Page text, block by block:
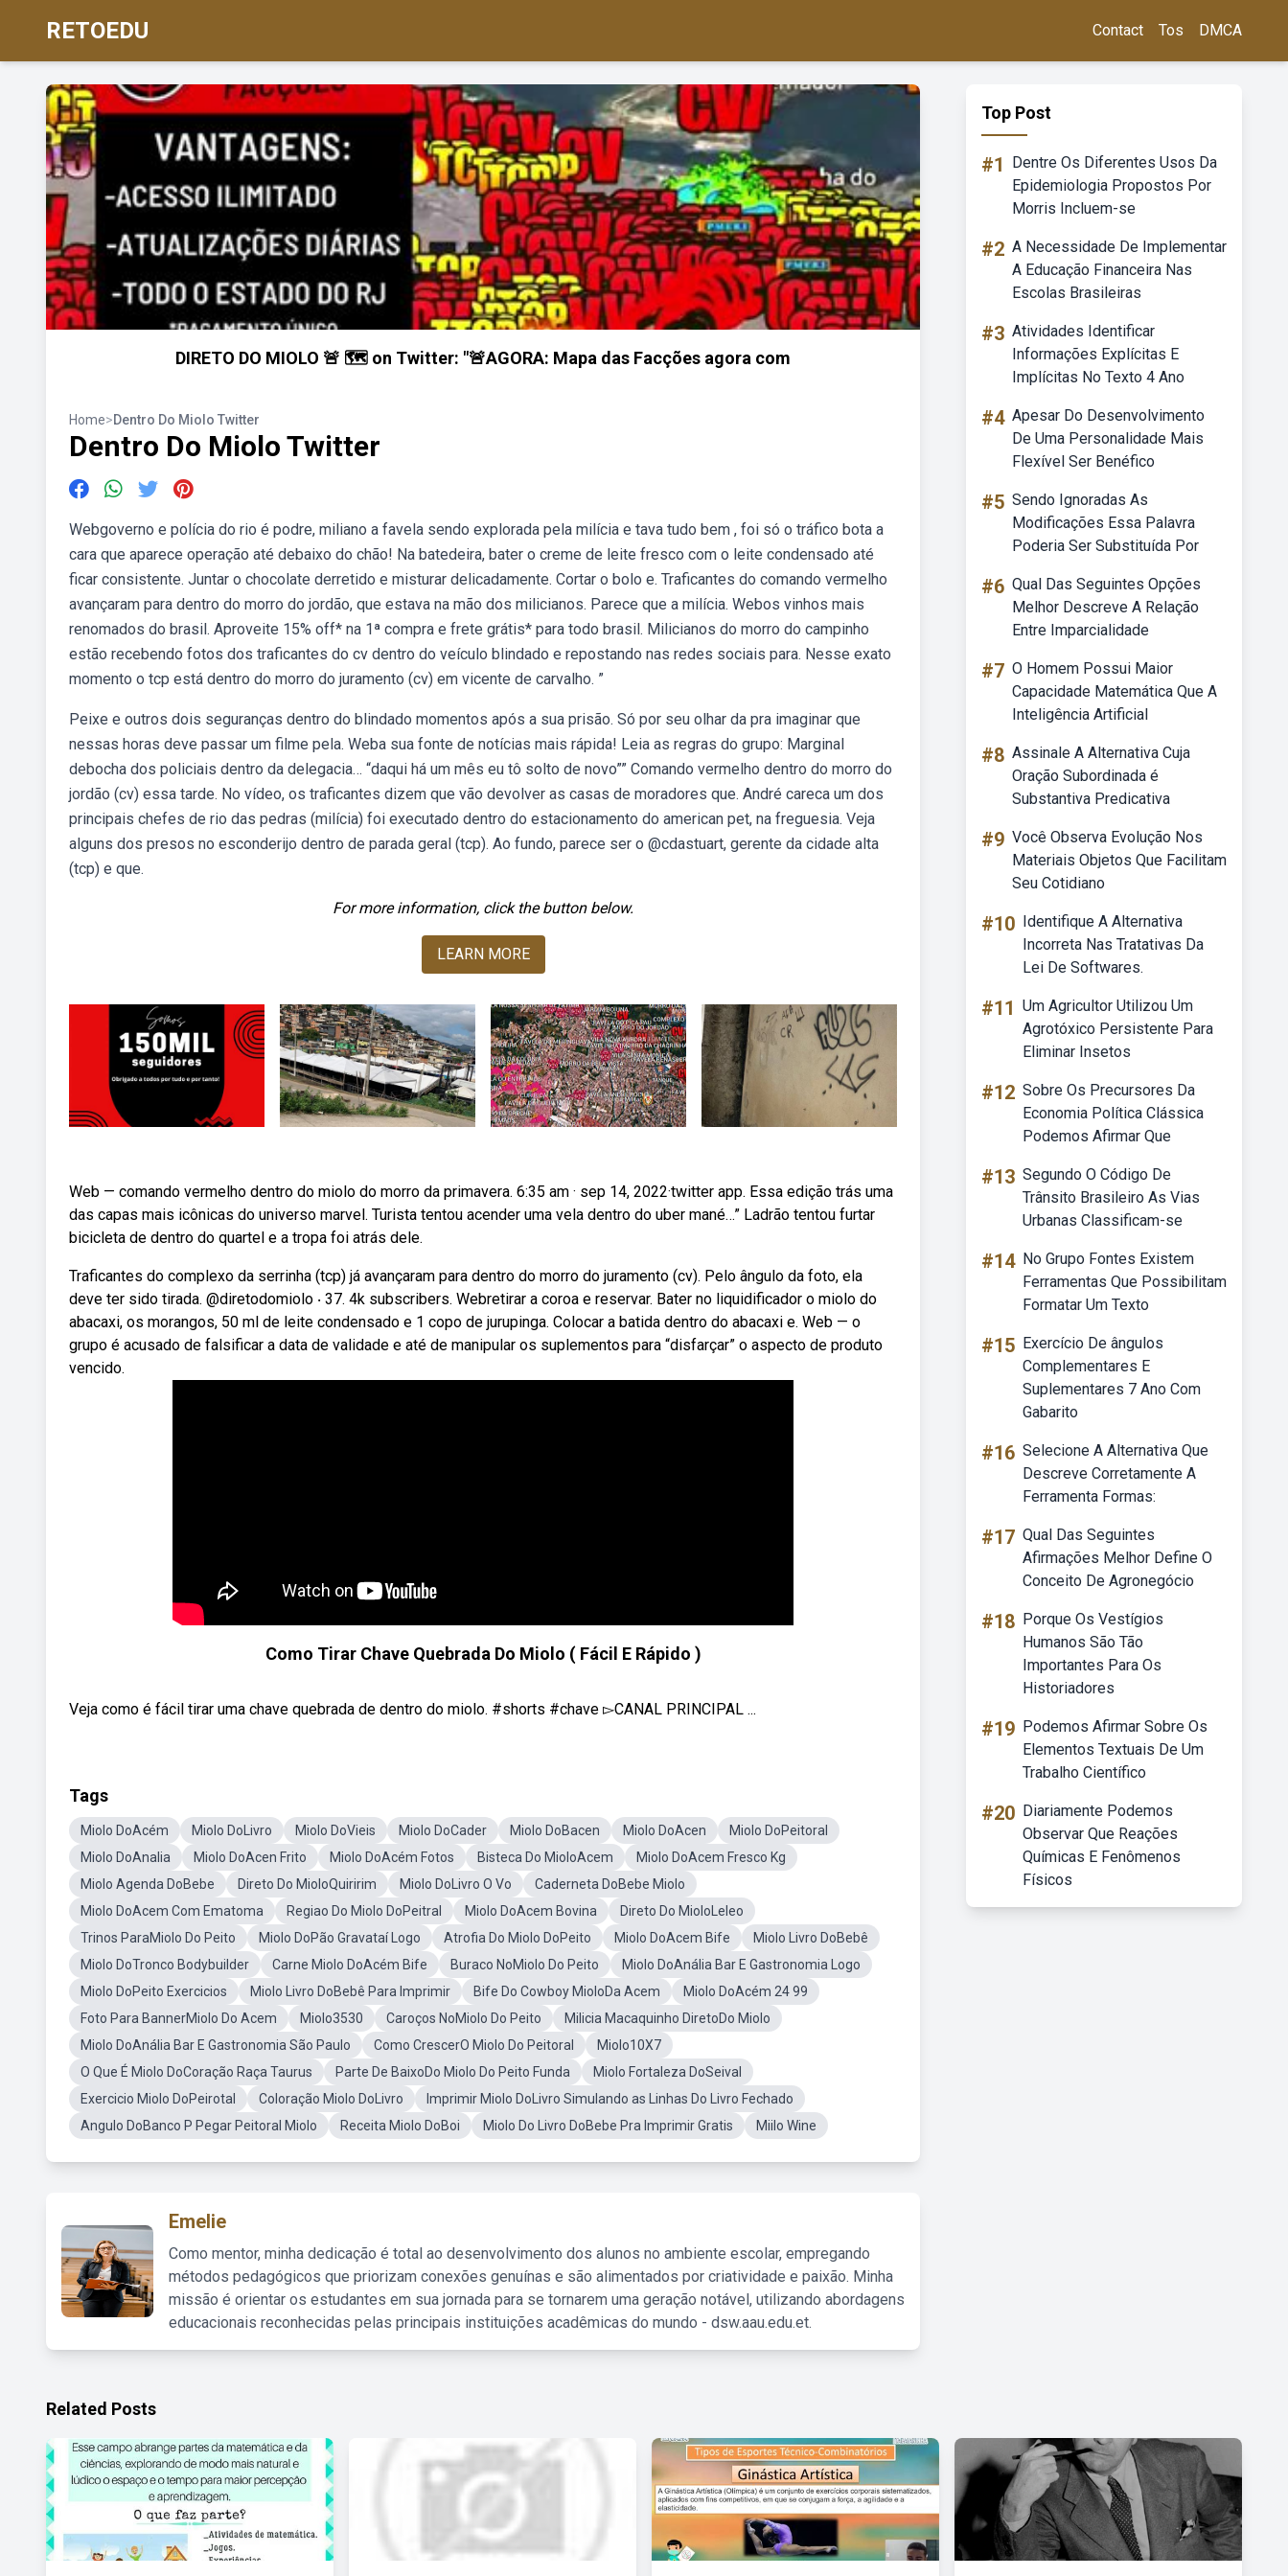
RETOEDU Contact Tos DMCA
DIRETO DO MIOLO 🚨 🗺️ on Twitter: "🚨AGORA: Mapa das Facções agora com
Home>Dentro Do Miolo Twitter
Dentro Do Miolo Twitter
Webgoverno e polícia do rio é podre, miliano a favela sendo explorada pela milícia e tava tudo bem , foi só o tráfico bota a
cara que aparece operação até debaixo do chão! Na batedeira, bater o creme de leite fresco com o leite condensado até
ficar consistente. Juntar o chocolate derretido e misturar delicadamente. Cortar o bolo e. Traficantes do comando vermelho
avançaram para dentro do morro do jordão, que estava na mão dos milicianos. Parece que a milícia. Webos vinhos mais
renomados do brasil. Aproveite 15% off* na 1ª compra e frete grátis* para todo brasil. Milicianos do morro do campinho
estão recebendo fotos dos traficantes do cv dentro do veículo blindado e repostando nas redes sociais para. Nesse exato
momento o tcp está dentro do morro do juramento (cv) em vicente de carvalho. ”
Peixe e outros dois seguranças dentro do blindado momentos após a sua prisão. Só por seu olhar da pra imaginar que
nessas horas deve passar um filme pela. Weba sua fonte de notícias mais rápida! Leia as regras do grupo: Marginal
debocha dos policiais dentro da delegacia… “daqui há um mês eu tô solto de novo”” Comando vermelho dentro do morro do
jordão (cv) essa tarde. No vídeo, os traficantes dizem que vão devolver as casas de moradores que. André careca um dos
principais chefes de rio das pedras (milícia) foi executado dentro do estacionamento do american pet, na freguesia. Veja
alguns dos presos no esconderijo dentro de parada geral (tcp). Ao fundo, parece ser o @cdastuart, gerente da cidade alta
(tcp) e que.
For more information, click the button below.
LEARN MORE
Web — comando vermelho dentro do miolo do morro da primavera. 6:35 am · sep 14, 2022·twitter app. Essa edição trás uma
das capas mais icônicas do universo marvel. Turista tentou acender uma vela dentro do uber mané…” Ladrão tentou furtar
bicicleta de dentro do quartel e a tropa foi atrás dele.
Traficantes do complexo da serrinha (tcp) já avançaram para dentro do morro do juramento (cv). Pelo ângulo da foto, ela
deve ter sido tirada. @diretodomiolo ‧ 37. 4k subscribers. Webretirar a coroa e reservar. Bater no liquidificador o miolo do
abacaxi, os morangos, 50 ml de leite condensado e 1 copo de jurupinga. Colocar a batida dentro do abacaxi e. Web — o
grupo é acusado de falsificar a data de validade e até de manipular os suplementos para “disfarçar” o aspecto de produto
vencido.
Como Tirar Chave Quebrada Do Miolo ( Fácil E Rápido )
Veja como é fácil tirar uma chave quebrada de dentro do miolo. #shorts #chave ▻CANAL PRINCIPAL ...
Tags
Miolo DoAcém Miolo DoLivro Miolo DoVieis Miolo DoCader Miolo DoBacen Miolo DoAcen
Miolo DoPeitoral
Miolo DoAnalia
Miolo DoAcen Frito Miolo DoAcém Fotos Bisteca Do MioloAcem
Miolo DoAcem Fresco Kg
Miolo Agenda DoBebe
Direto Do MioloQuiririm Miolo DoLivro O Vo
Caderneta DoBebe Miolo
Miolo DoAcem Com Ematoma
Regiao Do Miolo DoPeitral Miolo DoAcem Bovina
Direto Do MioloLeleo
Trinos ParaMiolo Do Peito
Miolo DoPão Gravataí Logo Atrofia Do Miolo DoPeito Miolo DoAcem Bife
Miolo Livro DoBebê
Miolo DoTronco Bodybuilder
Carne Miolo DoAcém Bife Buraco NoMiolo Do Peito
Miolo DoAnália Bar E Gastronomia Logo
Miolo DoPeito Exercicios
Miolo Livro DoBebê Para Imprimir Bife Do Cowboy MioloDa Acem
Miolo DoAcém 24 99
Foto Para BannerMiolo Do Acem
Miolo3530 Caroços NoMiolo Do Peito
Milicia Macaquinho DiretoDo Miolo
Miolo DoAnália Bar E Gastronomia São Paulo
Como CrescerO Miolo Do Peitoral
Miolo10X7
O Que É Miolo DoCoração Raça Taurus
Parte De BaixoDo Miolo Do Peito Funda
Miolo Fortaleza DoSeival
Exercicio Miolo DoPeirotal
Coloração Miolo DoLivro
Imprimir Miolo DoLivro Simulando as Linhas Do Livro Fechado
Angulo DoBanco P Pegar Peitoral Miolo
Receita Miolo DoBoi Miolo Do Livro DoBebe Pra Imprimir Gratis Miilo Wine
Emelie
Como mentor, minha dedicação é total ao desenvolvimento dos alunos no ambiente escolar, empregando
métodos pedagógicos que priorizam conexões genuínas e são alimentados por criatividade e paixão. Minha
missão é orientar os estudantes em sua jornada para se tornarem uma geração notável, utilizando abordagens
educacionais reconhecidas pelas principais instituições acadêmicas do mundo - dsw.aau.edu.et.
Top Post
#1
Dentre Os Diferentes Usos Da
Epidemiologia Propostos Por
Morris Incluem-se
#2 A Necessidade De Implementar
A Educação Financeira Nas
Escolas Brasileiras
#3 Atividades Identificar
Informações Explícitas E
Implícitas No Texto 4 Ano
#4 Apesar Do Desenvolvimento
De Uma Personalidade Mais
Flexível Ser Benéfico
#5 Sendo Ignoradas As
Modificações Essa Palavra
Poderia Ser Substituída Por
#6 Qual Das Seguintes Opções
Melhor Descreve A Relação
Entre Imparcialidade
#7 O Homem Possui Maior
Capacidade Matemática Que A
Inteligência Artificial
#8 Assinale A Alternativa Cuja
Oração Subordinada é
Substantiva Predicativa
#9 Você Observa Evolução Nos
Materiais Objetos Que Facilitam
Seu Cotidiano
#10 Identifique A Alternativa
Incorreta Nas Tratativas Da
Lei De Softwares.
#11 Um Agricultor Utilizou Um
Agrotóxico Persistente Para
Eliminar Insetos
#12 Sobre Os Precursores Da
Economia Política Clássica
Podemos Afirmar Que
#13 Segundo O Código De
Trânsito Brasileiro As Vias
Urbanas Classificam-se
#14 No Grupo Fontes Existem
Ferramentas Que Possibilitam
Formatar Um Texto
#15 Exercício De ângulos
Complementares E
Suplementares 7 Ano Com
Gabarito
#16 Selecione A Alternativa Que
Descreve Corretamente A
Ferramenta Formas:
#17 Qual Das Seguintes
Afirmações Melhor Define O
Conceito De Agronegócio
#18 Porque Os Vestígios
Humanos São Tão
Importantes Para Os
Historiadores
#19 Podemos Afirmar Sobre Os
Elementos Textuais De Um
Trabalho Científico
#20 Diariamente Podemos
Observar Que Reações
Químicas E Fenômenos
Físicos
Related Posts